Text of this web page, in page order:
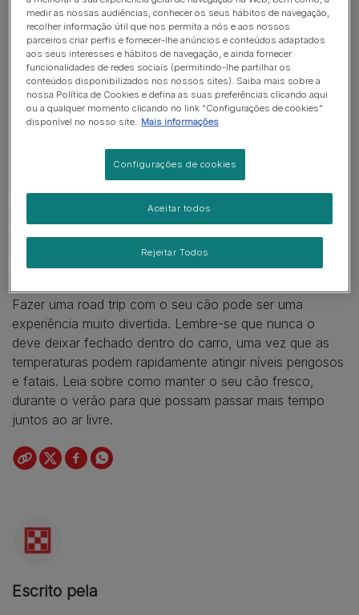
Habituar o seu cão ao carro
Segurança no carro
Passageiros ansiosos
Preparar a viagem
Fazer uma road trip com o seu cão pode ser uma
experiência muito divertida. Lembre-se que nunca o
deve deixar fechado dentro do carro, uma vez que as
temperaturas podem rapidamente atingir níveis perigosos
e fatais. Leia sobre como manter o seu cão fresco,
durante o verão para que possam passar mais tempo
juntos ao ar livre.
Escrito pela
medir as nossas audiências, conhecer os seus hábitos de navegação,
recolher informação útil que nos permita a nós e aos nossos
parceiros criar perfis e fornecer-lhe anúncios e conteúdos adaptados
aos seus interesses e hábitos de navegação, e ainda fornecer
funcionalidades de redes sociais (permitindo-lhe partilhar os
conteúdos disponibilizados nos nossos sites). Saiba mais sobre a
nossa Política de Cookies e defina as suas preferências clicando aqui
ou a qualquer momento clicando no link "Configurações de cookies"
disponível no nosso site. Mais informações
Configurações de cookies
Rejeitar Todos
Aceitar todos